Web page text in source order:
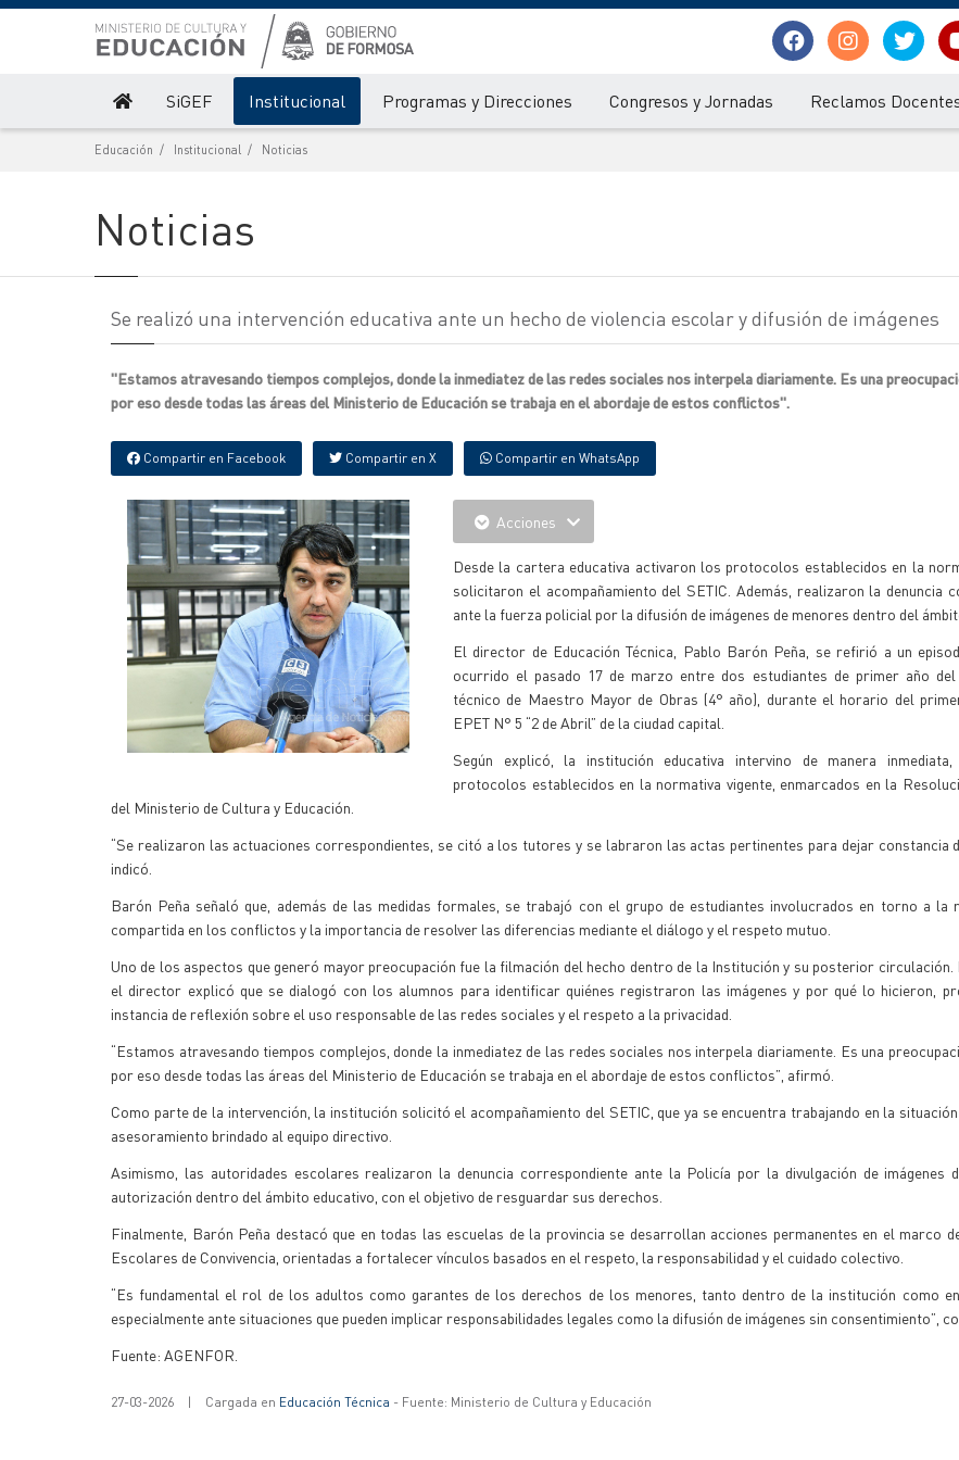
SiGEF Institucional Programas y Direcciones Congresos y Jornadas Reclamos
Educación Institucional Noticias
Noticias
Se realizó una intervención educativa ante un hecho de violencia escolar y difusión de imágenes
"Estamos atravesando tiempos complejos, donde la inmediatez de las redes sociales nos interpela diariamente. Es una
por eso desde todas las áreas del Ministerio de Educación se trabaja en el abordaje de estos conflictos".
Compartir en Facebook Compartir en X Compartir en WhatsApp
Acciones
Desde la cartera educativa activaron los protocolos establecidos en la
solicitaron el acompañamiento del SETIC. Además, realizaron la denuncia
ante la fuerza policial por la difusión de imágenes de menores dentro del
El director de Educación Técnica, Pablo Barón Peña, se refirió a un
ocurrido el pasado 17 de marzo entre dos estudiantes de primer año
técnico de Maestro Mayor de Obras (4° año), durante el horario del
EPET N° 5 “2 de Abril” de la ciudad capital.
Según explicó, la institución educativa intervino de manera
protocolos establecidos en la normativa vigente, enmarcados en la
del Ministerio de Cultura y Educación.
“Se realizaron las actuaciones correspondientes, se citó a los tutores y se labraron las actas pertinentes para dejar constancia
indicó.
Barón Peña señaló que, además de las medidas formales, se trabajó con el grupo de estudiantes involucrados en torno a la
compartida en los conflictos y la importancia de resolver las diferencias mediante el diálogo y el respeto mutuo.
Uno de los aspectos que generó mayor preocupación fue la filmación del hecho dentro de la Institución y su posterior circulación.
el director explicó que se dialogó con los alumnos para identificar quiénes registraron las imágenes y por qué lo hicieron,
instancia de reflexión sobre el uso responsable de las redes sociales y el respeto a la privacidad.
“Estamos atravesando tiempos complejos, donde la inmediatez de las redes sociales nos interpela diariamente. Es una
por eso desde todas las áreas del Ministerio de Educación se trabaja en el abordaje de estos conflictos”, afirmó.
Como parte de la intervención, la institución solicitó el acompañamiento del SETIC, que ya se encuentra trabajando en la
asesoramiento brindado al equipo directivo.
Asimismo, las autoridades escolares realizaron la denuncia correspondiente ante la Policía por la divulgación de imágenes
autorización dentro del ámbito educativo, con el objetivo de resguardar sus derechos.
Finalmente, Barón Peña destacó que en todas las escuelas de la provincia se desarrollan acciones permanentes en el marco
Escolares de Convivencia, orientadas a fortalecer vínculos basados en el respeto, la responsabilidad y el cuidado colectivo.
“Es fundamental el rol de los adultos como garantes de los derechos de los menores, tanto dentro de la institución como en
especialmente ante situaciones que pueden implicar responsabilidades legales como la difusión de imágenes sin consentimiento”,
Fuente: AGENFOR.
27-03-2026 | Cargada en Educación Técnica - Fuente: Ministerio de Cultura y Educación